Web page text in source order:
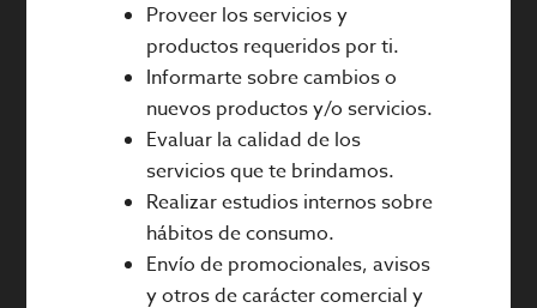
Proveer los servicios y
productos requeridos por ti.
Informarte sobre cambios o
nuevos productos y/o servicios.
Evaluar la calidad de los
servicios que te brindamos.
Realizar estudios internos sobre
hábitos de consumo.
Envío de promocionales, avisos
y otros de carácter comercial y